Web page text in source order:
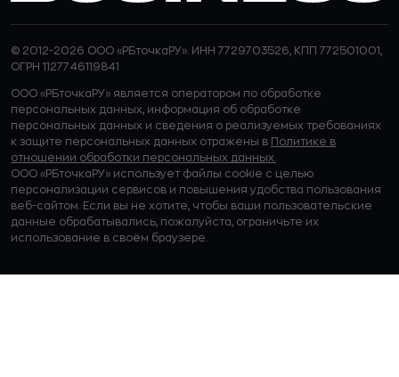
© 2012-2026 ООО «РБточкаРУ». ИНН 7729703526, КПП 772501001,
ОГРН 1127746119841
ООО «РБточкаРУ» является оператором по обработке
персональных данных, информация об обработке
персональных данных и сведения о реализуемых требованиях
к защите персональных данных отражены в
Политике в
отношении обработки персональных данных.
ООО «РБточкаРУ» использует файлы cookie с целью
персонализации сервисов и повышения удобства пользования
веб-сайтом. Если вы не хотите, чтобы ваши пользовательские
данные обрабатывались, пожалуйста, ограничьте их
использование в своём браузере.